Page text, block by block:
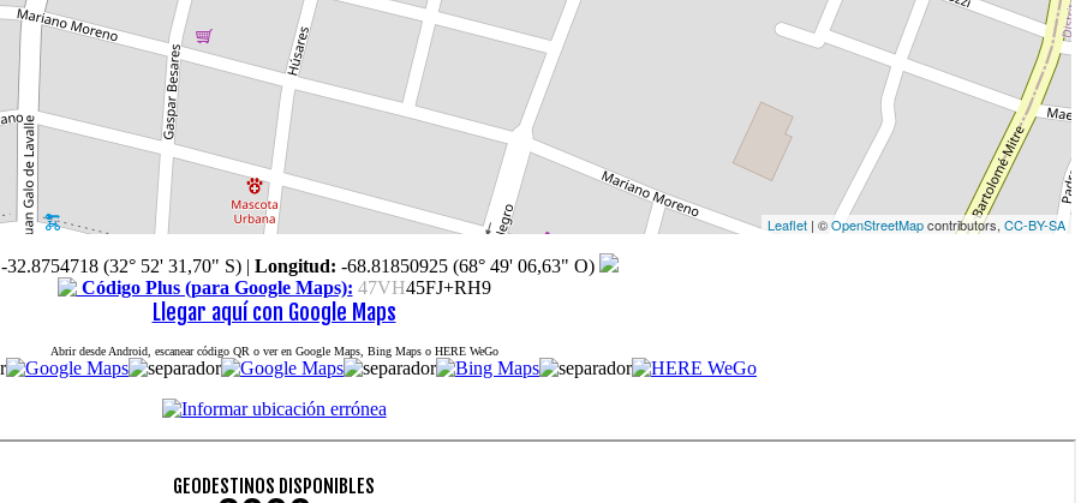
Leaflet | ©OpenStreetMapcontributors, CC-BY-SA
-32.8754718 (32° 52' 31,70" S) | Longitud: -68.81850925 (68° 49' 06,63" O)
Código Plus (para Google Maps): 47VH45FJ+RH9
Llegar aquí con Google Maps
Abrir desde Android, escanear código QR o ver en Google Maps, Bing Maps o HERE WeGo
GEODESTINOS DISPONIBLES